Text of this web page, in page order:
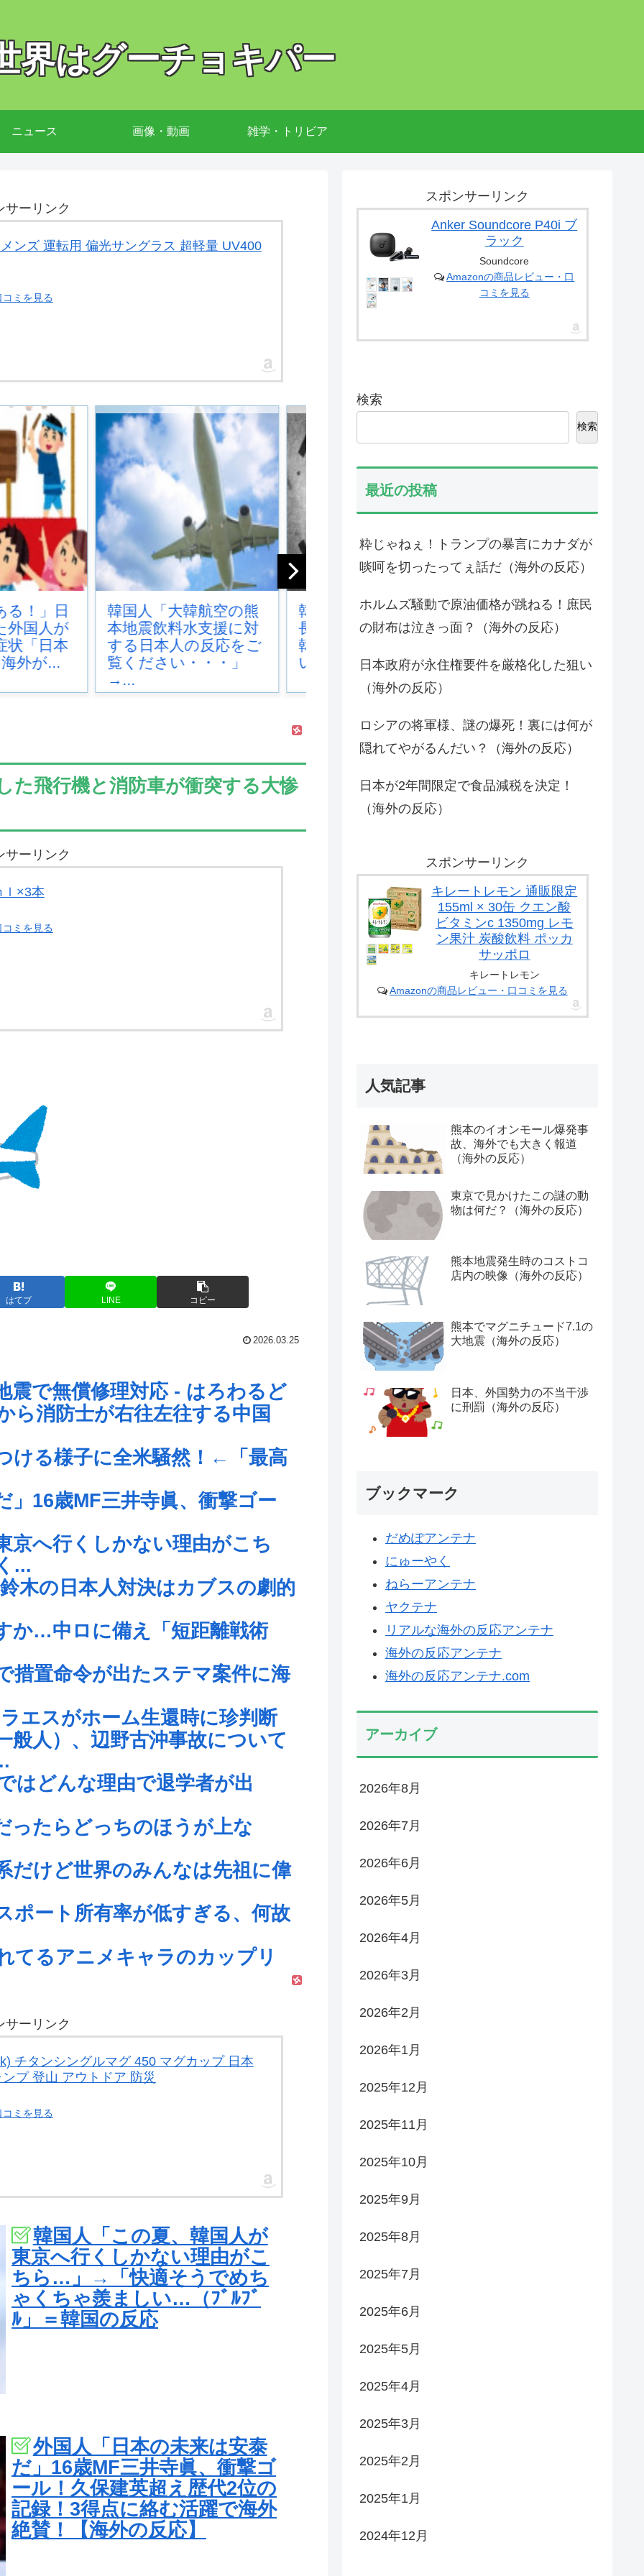
界はグーチョキパー
ニュース 画像・動画 雑学・トリビア
サーリンク
ンズ 運転用 偏光サングラス 超軽量 UV400
ミを見る
韓航空の熊
水支援に対
の反応をご
・・・」
韓国人「悲報：FIFA会
長にさえ2002年W杯で
韓国が審判を買収して
いたと思われ...
海外「日本のアニメの
中でも、過小評価され
えばこの作品なんだ
海外の反応：韓国
カー協会、国際審
た飛行機と消防車が衝突する大惨
サーリンク
ｌ×3本
ミを見る
はてブ LINE コピー
2026.03.25
震で無償修理対応 - はろわるど
ら消防士が右往左往する中国
ける様子に全米騒然！←「最高
」16歳MF三井寺眞、衝撃ゴー
京へ行くしかない理由がこち
...
木の日本人対決はカブスの劇的
か…中ロに備え「短距離戦術
措置命令が出たステマ案件に海
エスがホーム生還時に珍判断
般人）、辺野古沖事故について
はどんな理由で退学者が出
ったらどっちのほうが上な
だけど世界のみんなは先祖に偉
ポート所有率が低すぎる、何故
てるアニメキャラのカップリ
サーリンク
チタンシングルマグ 450 マグカップ 日本
プ 登山 アウトドア 防災
ミを見る
韓国人「この夏、韓国人が
東京へ行くしかない理由がこ
ちら…」→「快適そうでめち
ゃくちゃ羨ましい…（ﾌﾞﾙﾌﾞ
ﾙ」＝韓国の反応
外国人「日本の未来は安泰
だ」16歳MF三井寺眞、衝撃ゴ
ール！久保建英超え歴代2位の
記録！3得点に絡む活躍で海外
絶賛！【海外の反応】
スポンサーリンク
Anker Soundcore P40i ブ
ラック
Soundcore
Amazonの商品レビュー・口
コミを見る
検索
検索
最近の投稿
粋じゃねぇ！トランプの暴言にカナダが
啖呵を切ったってぇ話だ（海外の反応）
ホルムズ騒動で原油価格が跳ねる！庶民
の財布は泣きっ面？（海外の反応）
日本政府が永住権要件を厳格化した狙い
（海外の反応）
ロシアの将軍様、謎の爆死！裏には何が
隠れてやがるんだい？（海外の反応）
日本が2年間限定で食品減税を決定！
（海外の反応）
スポンサーリンク
キレートレモン 通販限定
155ml × 30缶 クエン酸
ビタミンc 1350mg レモ
ン果汁 炭酸飲料 ポッカ
サッポロ
キレートレモン
Amazonの商品レビュー・口コミを見る
人気記事
熊本のイオンモール爆発事
故、海外でも大きく報道
（海外の反応）
東京で見かけたこの謎の動
物は何だ？（海外の反応）
熊本地震発生時のコストコ
店内の映像（海外の反応）
熊本でマグニチュード7.1の
大地震（海外の反応）
日本、外国勢力の不当干渉
に刑罰（海外の反応）
ブックマーク
だめぽアンテナ
にゅーやく
ねらーアンテナ
ヤクテナ
リアルな海外の反応アンテナ
海外の反応アンテナ
海外の反応アンテナ.com
アーカイブ
2026年8月
2026年7月
2026年6月
2026年5月
2026年4月
2026年3月
2026年2月
2026年1月
2025年12月
2025年11月
2025年10月
2025年9月
2025年8月
2025年7月
2025年6月
2025年5月
2025年4月
2025年3月
2025年2月
2025年1月
2024年12月